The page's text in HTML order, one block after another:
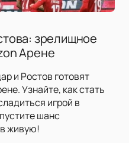
зрелищное
Арене
и Ростов готовят
Узнайте, как стать
игрой в
шанс
живую!